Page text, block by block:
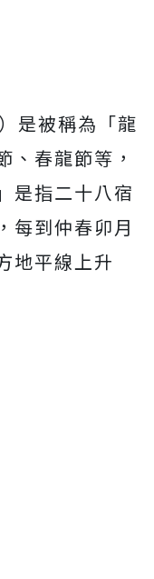
是被稱為「龍
、春龍節等，
是指二十八宿
每到仲春卯月
地平線上升